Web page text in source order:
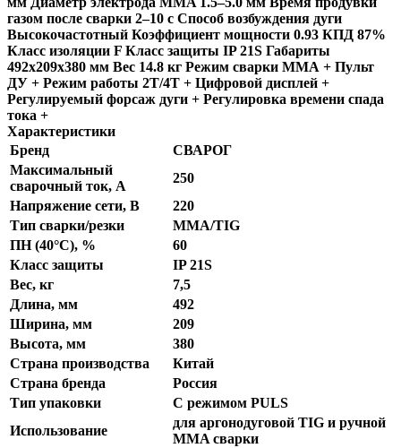
газом после сварки 2–10 с Способ возбуждения дуги
Высокочастотный Коэффициент мощности 0.93 КПД 87%
Класс изоляции F Класс защиты IP 21S Габариты
492x209x380 мм Вес 14.8 кг Режим сварки ММА + Пульт
ДУ + Режим работы 2Т/4Т + Цифровой дисплей +
Регулируемый форсаж дуги + Регулировка времени спада
тока +
Характеристики
Бренд
СВАРОГ
Максимальный
сварочный ток, А
250
Напряжение сети, В
220
Тип сварки/резки
MMA/TIG
ПН (40°C), %
60
Класс защиты
IP 21S
Вес, кг
7,5
Длина, мм
492
Ширина, мм
209
Высота, мм
380
Страна производства
Китай
Страна бренда
Россия
Тип упаковки
С режимом PULS
Использование
для аргонодуговой TIG и ручной
MMA сварки